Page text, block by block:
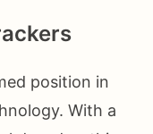
position in
With a